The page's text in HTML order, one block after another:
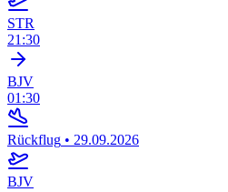
STR
21:30
BJV
01:30
Rückflug • 29.09.2026
BJV